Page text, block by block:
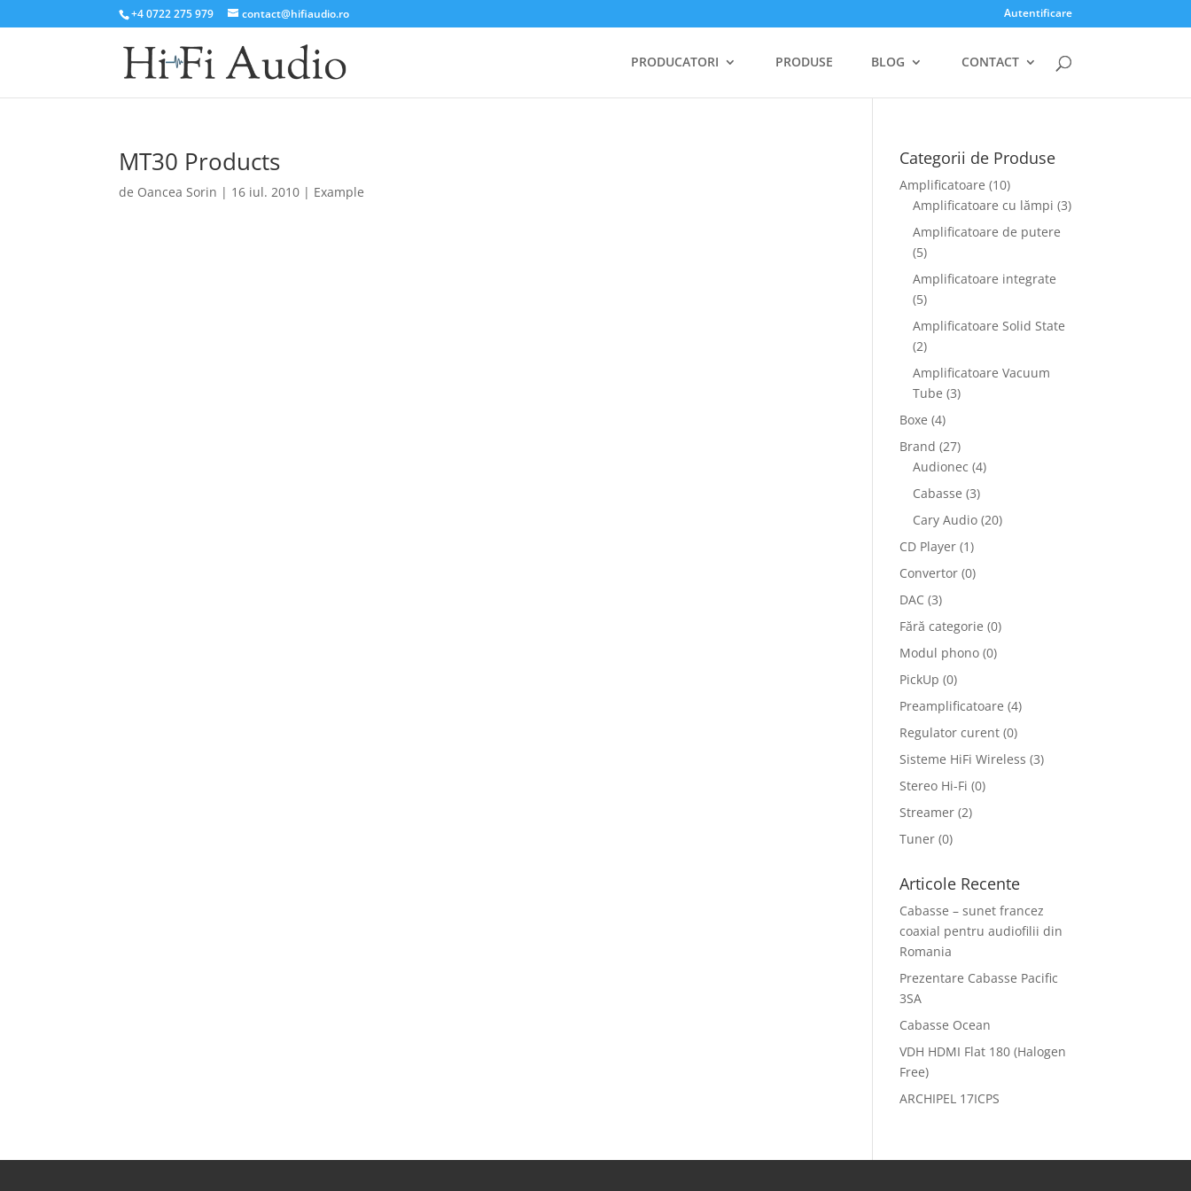
+4 0722 275 979 contact@hifiaudio.ro Autentificare
PRODUCATORI PRODUSE BLOG CONTACT
MT30 Products
de Oancea Sorin | 16 iul. 2010 | Example
Categorii de Produse
Amplificatoare (10)
Amplificatoare cu lămpi (3)
Amplificatoare de putere
(5)
Amplificatoare integrate
(5)
Amplificatoare Solid State
(2)
Amplificatoare Vacuum
Tube (3)
Boxe (4)
Brand (27)
Audionec (4)
Cabasse (3)
Cary Audio (20)
CD Player (1)
Convertor (0)
DAC (3)
Fără categorie (0)
Modul phono (0)
PickUp (0)
Preamplificatoare (4)
Regulator curent (0)
Sisteme HiFi Wireless (3)
Stereo Hi-Fi (0)
Streamer (2)
Tuner (0)
Articole Recente
Cabasse – sunet francez
coaxial pentru audiofilii din
Romania
Prezentare Cabasse Pacific
3SA
Cabasse Ocean
VDH HDMI Flat 180 (Halogen
Free)
ARCHIPEL 17ICPS